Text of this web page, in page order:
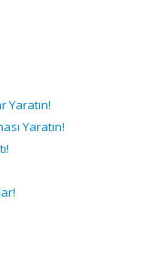
Yaratın!
Yaratın!